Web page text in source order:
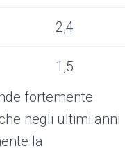
2,4
1,5
fortemente
negli ultimi anni
la